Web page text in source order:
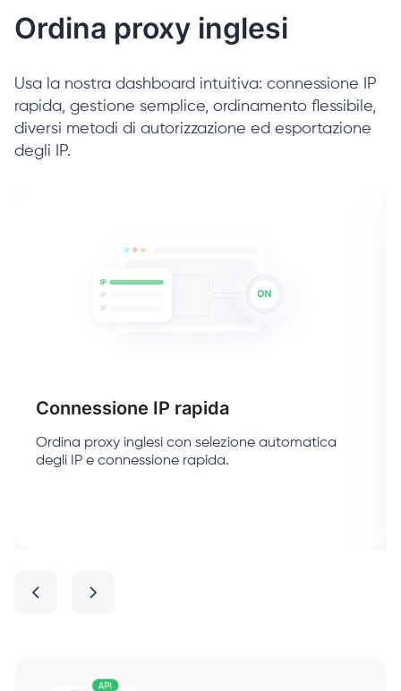
Ordina proxy inglesi
Usa la nostra dashboard intuitiva: connessione IP
rapida, gestione semplice, ordinamento flessibile,
diversi metodi di autorizzazione ed esportazione
degli IP.
Connessione IP rapida
Ordina proxy inglesi con selezione automatica
degli IP e connessione rapida.